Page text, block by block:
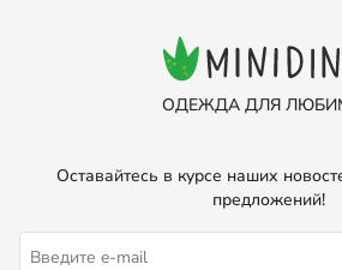
ОДЕЖДА ДЛЯ
Оставайтесь в курсе наших
предложений!